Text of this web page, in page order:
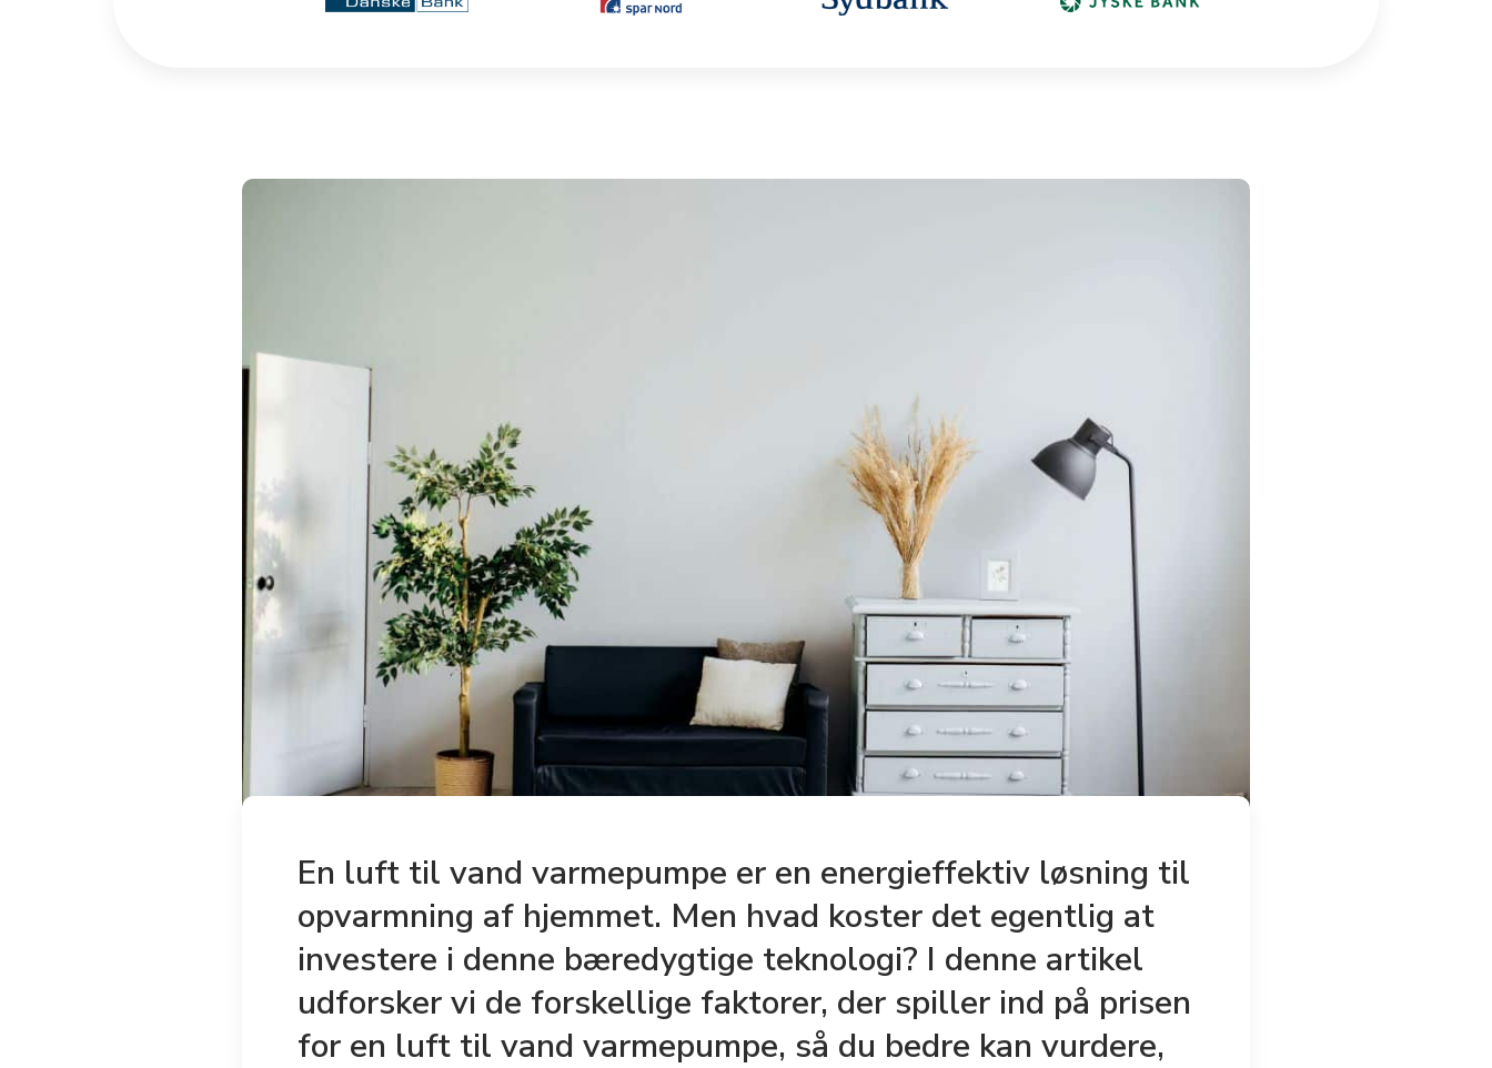
En luft til vand varmepumpe er en energieffektiv løsning til
opvarmning af hjemmet. Men hvad koster det egentlig at
investere i denne bæredygtige teknologi? I denne artikel
udforsker vi de forskellige faktorer, der spiller ind på prisen
for en luft til vand varmepumpe, så du bedre kan vurdere,